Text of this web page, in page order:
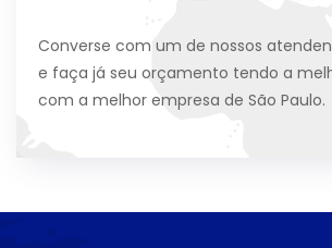
Converse com um de nossos
e faça já seu orçamento tendo a
com a melhor empresa de São Paulo.